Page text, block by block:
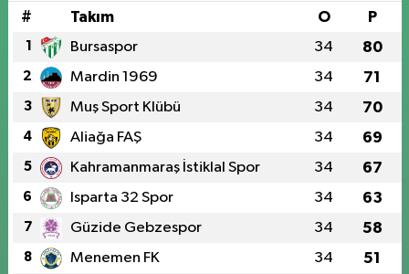
# Takım O P
1 Bursaspor 34 80
2 Mardin 1969 34 71
3 Muş Sport Klübü 34 70
4 Aliağa FAŞ 34 69
5 Kahramanmaraş İstiklal Spor 34 67
6 Isparta 32 Spor 34 63
7 Güzide Gebzespor 34 58
8 Menemen FK 34 51